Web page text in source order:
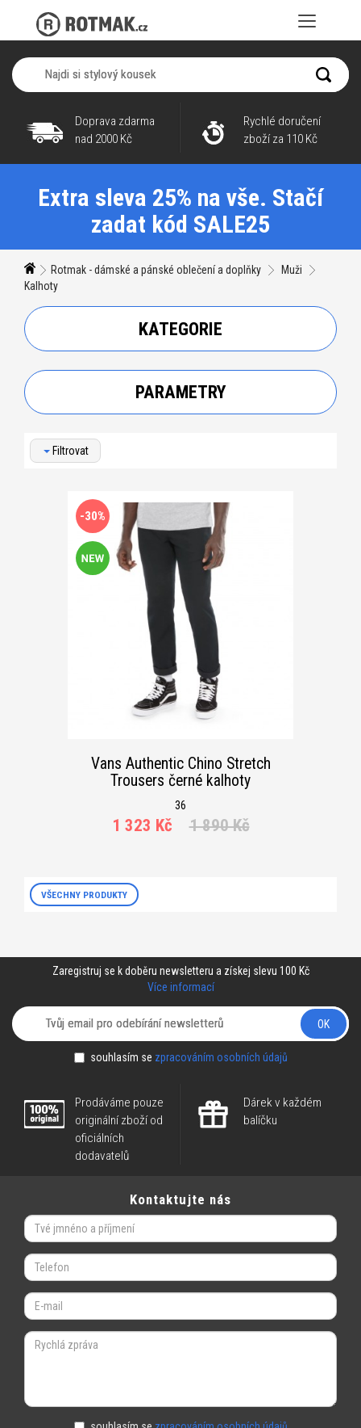
Doprava zdarma
nad 2000 Kč
Rychlé doručení
zboží za 110 Kč
Extra sleva 25% na vše. Stačí
zadat kód SALE25
Rotmak - dámské a pánské oblečení a doplňky
Muži
Kalhoty
KATEGORIE
PARAMETRY
Filtrovat
-30%
Vans Authentic Chino Stretch
Trousers černé kalhoty
36
1 323 Kč 1 890 Kč
VŠECHNY PRODUKTY
Zaregistruj se k doběru newsletteru a získej slevu 100 Kč
Více informací
OK
souhlasím se zpracováním osobních údajů
Prodáváme pouze
originální zboží od
oficiálních
dodavatelů
Dárek v každém
balíčku
Kontaktujte nás